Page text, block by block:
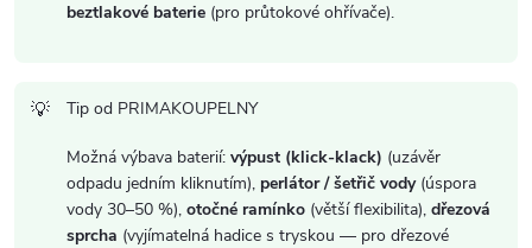
beztlakové baterie (pro průtokové ohřívače).
Tip od PRIMAKOUPELNY
Možná výbava baterií: výpust (klick-klack) (uzávěr
odpadu jedním kliknutím), perlátor / šetřič vody(úspora
vody 30–50 %), otočné ramínko (větší flexibilita), dřezová
sprcha (vyjímatelná hadice s tryskou — pro dřezové